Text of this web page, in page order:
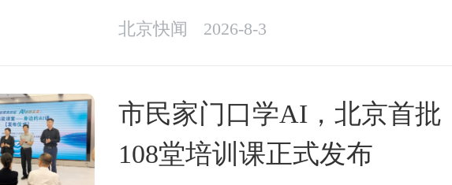
北京快闻 2026-8-3
市民家门口学AI，北京首批
108堂培训课正式发布